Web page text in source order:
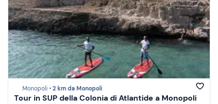
Monopoli •2 km da Monopoli
Tour in SUP della Colonia di Atlantide a Monopoli